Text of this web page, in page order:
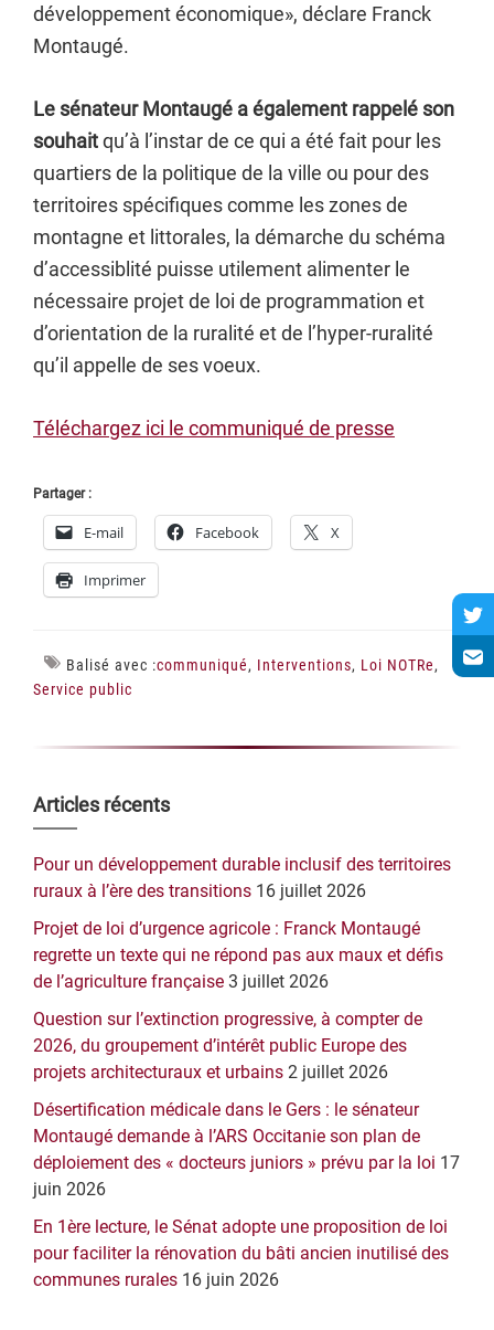
développement économique», déclare Franck
Montaugé.
Le sénateur Montaugé a également rappelé son
souhaitqu’à l’instar de ce qui a été fait pour les
quartiers de la politique de la ville ou pour des
territoires spécifiques comme les zones de
montagne et littorales, la démarche du schéma
d’accessiblité puisse utilement alimenter le
nécessaire projet de loi de programmation et
d’orientation de la ruralité et de l’hyper-ruralité
qu’il appelle de ses voeux.
Téléchargez ici le communiqué de presse
Partager :
E-mail Facebook X
Imprimer
Balisé avec :communiqué, Interventions, Loi NOTRe,
Service public
Barre
latérale
principale
Articles récents
Pour un développement durable inclusif des territoires
ruraux à l’ère des transitions 16 juillet 2026
Projet de loi d’urgence agricole : Franck Montaugé
regrette un texte qui ne répond pas aux maux et défis
de l’agriculture française 3 juillet 2026
Question sur l’extinction progressive, à compter de
2026, du groupement d’intérêt public Europe des
projets architecturaux et urbains 2 juillet 2026
Désertification médicale dans le Gers : le sénateur
Montaugé demande à l’ARS Occitanie son plan de
déploiement des « docteurs juniors » prévu par la loi 17
juin 2026
En 1ère lecture, le Sénat adopte une proposition de loi
pour faciliter la rénovation du bâti ancien inutilisé des
communes rurales 16 juin 2026